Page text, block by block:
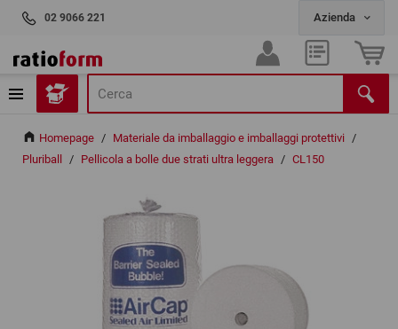
02 9066 221
Homepage / Materiale da imballaggio e imballaggi protettivi /
Pluriball
/ Pellicola a bolle due strati ultra leggera / CL150